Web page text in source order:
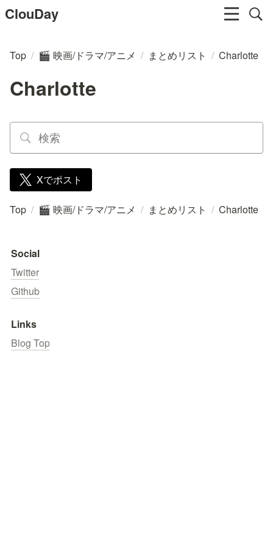
ClouDay
Top / 🎬 映画/ドラマ/アニメ / まとめリスト / Charlotte
Charlotte
Xでポスト
Top / 🎬 映画/ドラマ/アニメ / まとめリスト / Charlotte
Social
Twitter
Github
Links
Blog Top